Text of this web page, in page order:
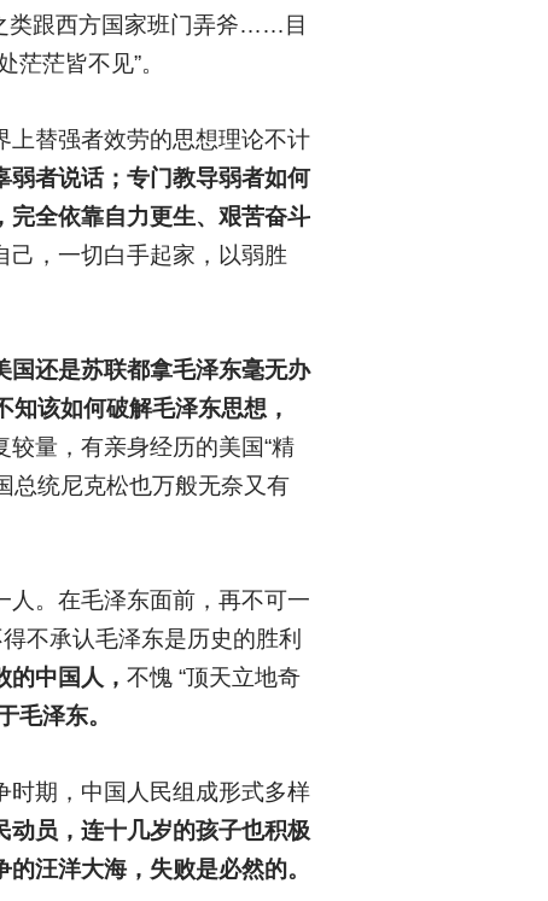
类跟西方国家班门弄斧……目
茫皆不见”。
上替强者效劳的思想理论不计
弱者说话；专门教导弱者如何
完全依靠自力更生、艰苦奋斗
己，一切白手起家，以弱胜
国还是苏联都拿毛泽东毫无办
该如何破解毛泽东思想，
量，有亲身经历的美国“精
总统尼克松也万般无奈又有
。在毛泽东面前，再不可一
不承认毛泽东是历史的胜利
中国人， 不愧 “顶天立地奇
毛泽东。
时期，中国人民组成形式多样
动员，连十几岁的孩子也积极
汪洋大海，失败是必然的。